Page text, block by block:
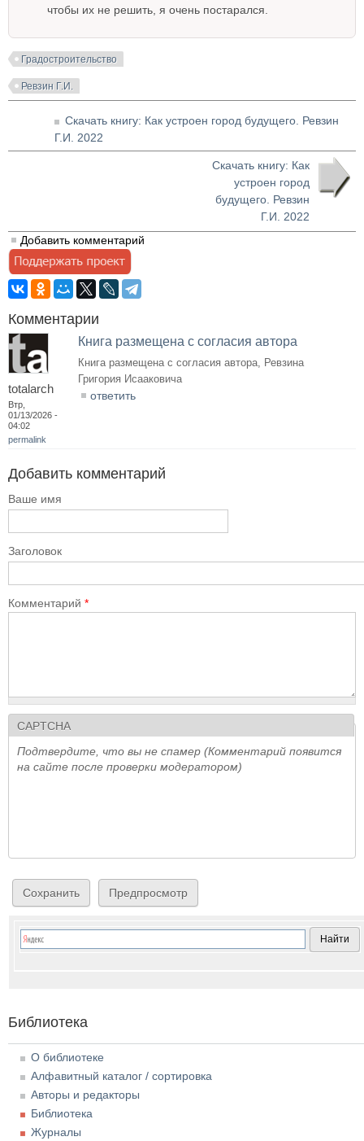
чтобы их не решить, я очень постарался.
Градостроительство
Ревзин Г.И.
Скачать книгу: Как устроен город будущего. Ревзин
Г.И. 2022
Скачать книгу: Как
устроен город
будущего. Ревзин
Г.И. 2022
Добавить комментарий
Комментарии
totalarch
Втр,
01/13/2026 -
04:02
permalink
Книга размещена с согласия автора
Книга размещена с согласия автора, Ревзина
Григория Исааковича
ответить
Добавить комментарий
Ваше имя
Заголовок
Комментарий *
CAPTCHA
Подтвердите, что вы не спамер (Комментарий появится
на сайте после проверки модератором)
Библиотека
О библиотеке
Алфавитный каталог / сортировка
Авторы и редакторы
Библиотека
Журналы